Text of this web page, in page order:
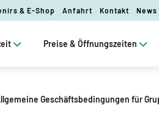
& E-Shop Anfahrt Kontakt News
Preise & Öffnungszeiten
Geschäftsbedingungen für